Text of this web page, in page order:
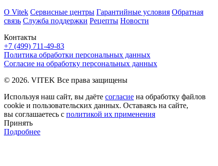
Контакты
+7 (499) 711-49-83
О Vitek Сервисные центры Гарантийные условия Обратная
связь Служба поддержки Рецепты Новости
Политика обработки персональных данных
Согласие на обработку персональных данных
© 2026. VITEK Все права защищены
Используя наш сайт, вы даёте согласие на обработку файлов
cookie и пользовательских данных. Оставаясь на сайте,
вы соглашаетесь с политикой их применения
Принять
Подробнее